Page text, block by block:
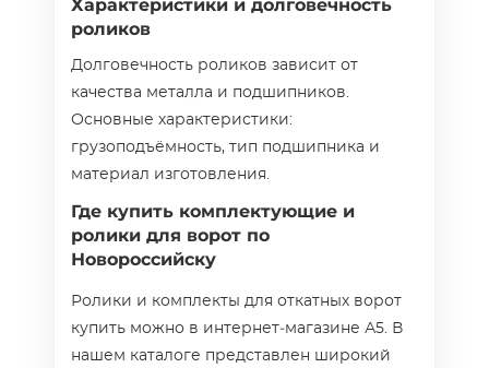
Характеристики и долговечность
роликов
Долговечность роликов зависит от
качества металла и подшипников.
Основные характеристики:
грузоподъёмность, тип подшипника и
материал изготовления.
Где купить комплектующие и
ролики для ворот по
Новороссийску
Ролики и комплекты для откатных ворот
купить можно в интернет‑магазине А5. В
нашем каталоге представлен широкий